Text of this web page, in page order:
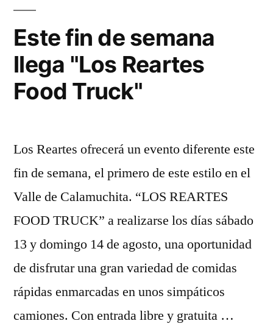
Andes
y
Sierras”
Este fin de semana
llega "Los Reartes
Food Truck"
Los Reartes ofrecerá un evento diferente este
fin de semana, el primero de este estilo en el
Valle de Calamuchita. “LOS REARTES
FOOD TRUCK” a realizarse los días sábado
13 y domingo 14 de agosto, una oportunidad
de disfrutar una gran variedad de comidas
rápidas enmarcadas en unos simpáticos
camiones. Con entrada libre y gratuita …